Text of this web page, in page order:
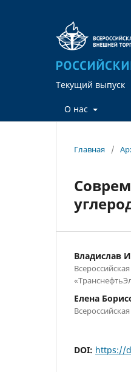
Текущий выпуск
О нас
Главная /
Владислав
Елена
DOI: https://